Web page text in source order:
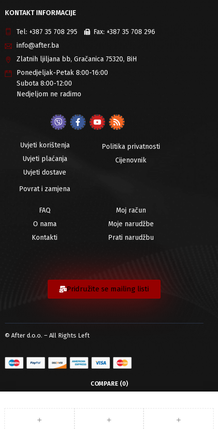
KONTAKT INFORMACIJE
Tel: +387 35 708 295 Fax: +387 35 708 296
info@after.ba
Zlatnih ljiljana bb, Gračanica 75320, BiH
Ponedjeljak-Petak 8:00-16:00
Subota 8:00-12:00
Nedjeljom ne radimo
Uvjeti korištenja
Uvjeti plaćanja
Uvjeti dostave
Povrat i zamjena
Politika privatnosti
Cijenovnik
FAQ
O nama
Kontakti
Moj račun
Moje narudžbe
Prati narudžbu
Pridružite se mailing listi
© After d.o.o. – All Rights Left
COMPARE (0)